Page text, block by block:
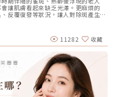
必諮詢專業醫師，評估自身膚況與適
想狀態。選擇合法診所、專業醫師與
溫馨提醒★小編要提醒大家，醫療並
著風險。因此，作為消費者應該謹慎
康。
（具致畸胎性），療程期間需配合醫
需持續服用數個月至一年以上以達到
戰痘雷射最主要的差異，在於
」。簡單來說，藍雷射主打「控油加
中度的痘痘與毛孔粗大問題；而
脂腺」而生，能精準且深度地破壞
發炎、滿臉油光，以及長年反覆發作
戰痘雷射？如果符合以下任一情
資： 口服藥物恐懼或不適應者：曾
或是抽血發現肝指數異常而被迫停藥
A 酸有強烈的致畸胎性，停藥後仍需
性光電治療，對全身系統無影響（但
須經醫師評估）。 滿臉油光、毛孔
張，並改善整體膚質的平滑度。1. 溫
溫和潔顏產品，一天清潔 1～2 次即
品，以減少對皮膚屏障的刺激。2. 適
分泌較旺或粉刺型毛孔，可在醫師或
BHA）：脂溶性，能深入毛孔幫助
酸（AHA，如甘醇酸、乳酸）：主要
杏仁酸：屬於果酸的一種但兼具親
成分 A醇（Retinol）：A醇是目前研
更新，並間接支持膠原蛋白生成，對
但 A醇具有刺激性，建議採取低濃
關鍵保護：紫外線是造成膠原蛋白流
曬會加速毛孔鬆弛，因此無論晴雨都
遮蔽）。醫美療程如何精準對抗毛孔
幅度，相比起日常保養，專業的醫美
讓肌膚看起來缺乏光澤。更麻煩的
反覆復發等狀況，讓人對除斑產生陰
蕾璞釹雅各雷射系統」，衛部醫器輸
後便迅速受到關注，被視為色素治
除斑的思維，將以往以熱能為主的
控的「震碎式處理」，再結合 AI 影
全、也更貼近現代人追求的舒適與高
果不均而猶豫的族群而言，Reepot
文章就帶你理解Reepot 到底怎麼運
不同？誰適合做、誰不適合？效果、
你在做選擇前，有完整且中立的參
因，是選擇療程前最重要的一步許多
，但實際上臉上的每一顆斑，都可能
11282 收藏